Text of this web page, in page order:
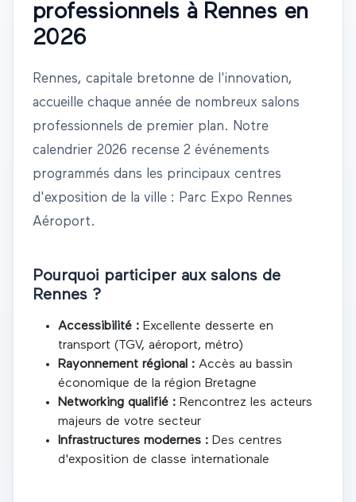
professionnels à Rennesen
2026
Rennes, capitale bretonne de l'innovation,
accueille chaque année de nombreux salons
professionnels de premier plan. Notre
calendrier 2026 recense 2 événements
programmés dans les principaux centres
d'exposition de la ville : Parc Expo Rennes
Aéroport.
Pourquoi participer aux salons de
Rennes ?
Accessibilité : Excellente desserte en
transport (TGV, aéroport, métro)
Rayonnement régional : Accès au bassin
économique de la région Bretagne
Networking qualifié : Rencontrez les acteurs
majeurs de votre secteur
Infrastructures modernes : Des centres
d'exposition de classe internationale